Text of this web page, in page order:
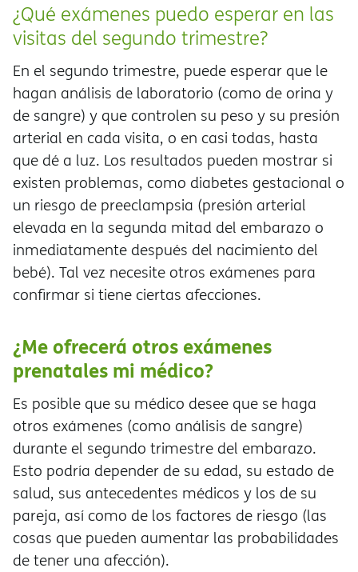
¿Qué exámenes puedo esperar en las
visitas del segundo trimestre?
En el segundo trimestre, puede esperar que le
hagan análisis de laboratorio (como de orina y
de sangre) y que controlen su peso y su presión
arterial en cada visita, o en casi todas, hasta
que dé a luz. Los resultados pueden mostrar si
existen problemas, como diabetes gestacional o
un riesgo de preeclampsia (presión arterial
elevada en la segunda mitad del embarazo o
inmediatamente después del nacimiento del
bebé). Tal vez necesite otros exámenes para
confirmar si tiene ciertas afecciones.
¿Me ofrecerá otros exámenes
prenatales mi médico?
Es posible que su médico desee que se haga
otros exámenes (como análisis de sangre)
durante el segundo trimestre del embarazo.
Esto podría depender de su edad, su estado de
salud, sus antecedentes médicos y los de su
pareja, así como de los factores de riesgo (las
cosas que pueden aumentar las probabilidades
de tener una afección).